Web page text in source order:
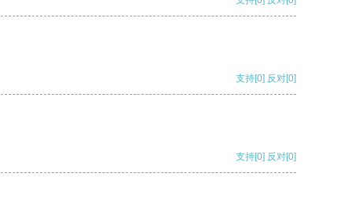
支持[0] 反对[0]
支持[0] 反对[0]